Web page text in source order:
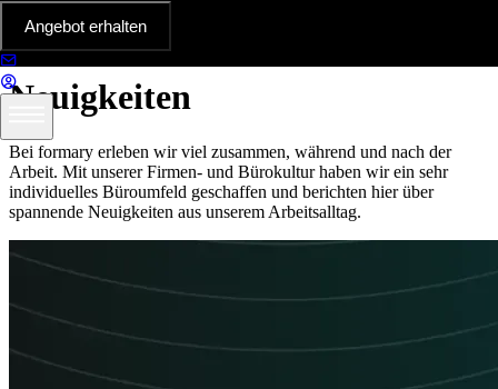
Angebot erhalten
NeuesteNeuigkeiten
Plattform & Funktionen
Neuigkeiten
Bei formary erleben wir viel zusammen, während und nach der
Arbeit. Mit unserer Firmen- und Bürokultur haben wir ein sehr
individuelles Büroumfeld geschaffen und berichten hier über
spannende Neuigkeiten aus unserem Arbeitsalltag.